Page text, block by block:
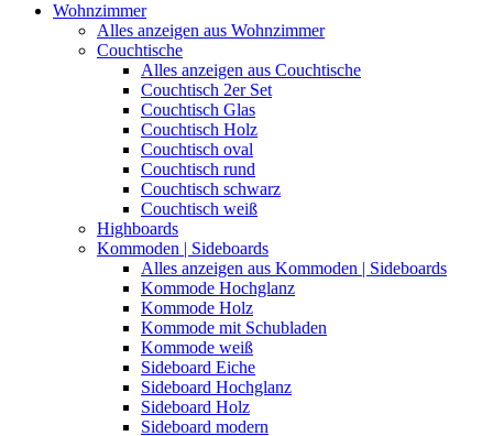
Wohnzimmer
Alles anzeigen aus Wohnzimmer
Couchtische
Alles anzeigen aus Couchtische
Couchtisch 2er Set
Couchtisch Glas
Couchtisch Holz
Couchtisch oval
Couchtisch rund
Couchtisch schwarz
Couchtisch weiß
Highboards
Kommoden | Sideboards
Alles anzeigen aus Kommoden | Sideboards
Kommode Hochglanz
Kommode Holz
Kommode mit Schubladen
Kommode weiß
Sideboard Eiche
Sideboard Hochglanz
Sideboard Holz
Sideboard modern